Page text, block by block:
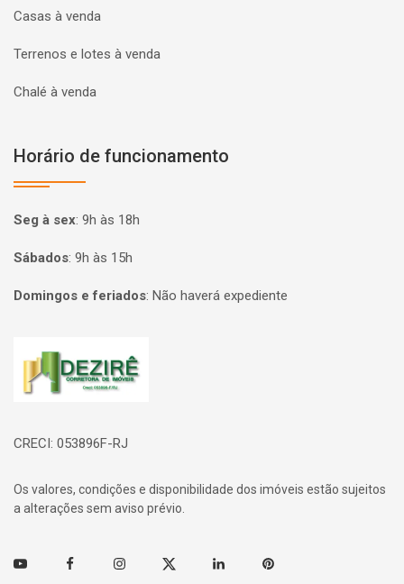
Casas à venda
Terrenos e lotes à venda
Chalé à venda
Horário de funcionamento
Seg à sex: 9h às 18h
Sábados: 9h às 15h
Domingos e feriados: Não haverá expediente
Página inicial
CRECI: 053896F-RJ
Os valores, condições e disponibilidade dos imóveis estão sujeitos
a alterações sem aviso prévio.
Youtube FacebookInstagramTwitter Linkedin Pinterest